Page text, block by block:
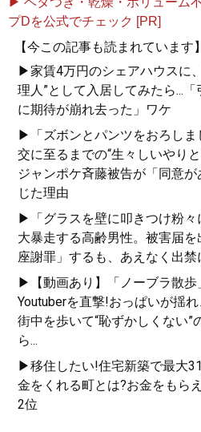
プDを公式でチェック [PR]
【今この記事も読まれています】
▶家賃4万円のシェアハウスに
理人”として入居してみたら...「
に期待が崩れ去った」ワケ
▶「ズボンとパンツをおろしま
交に至るまでの“生々しいやり
ジャンポケ斉藤被告が「同意
じた理由
▶「グラスを壁に叩きつけ粉々
大暴走する高齢男性。被害届
座謝罪」するも、あえなく出
▶【動画あり】「ノーブラ散歩
Youtuberを直撃!おっぱいが揺
街中を歩いて“恥ずかしくない”
ら...
▶移住したい!住宅新築で最大
金をくれる町とは?お金をもら
2位